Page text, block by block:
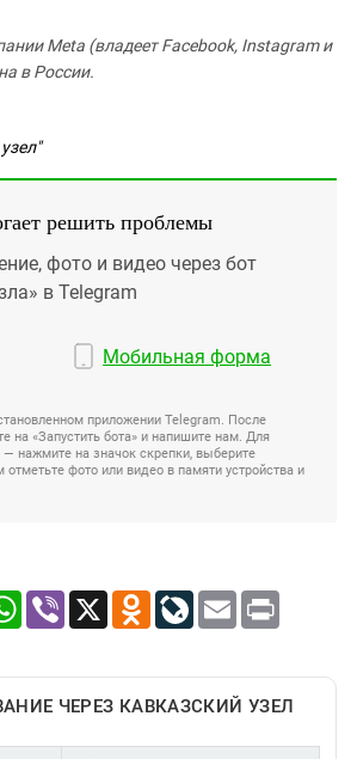
Meta (владеет Facebook, Instagram и
в России.
решить проблемы
фото и видео через бот
в Telegram
Мобильная форма
приложении Telegram. После
на «Запустить бота» и напишите нам. Для
— нажмите на значок скрепки, выберите
фото или видео в памяти устройства и
WhatsApp
Viber X Odnoklassniki
LiveJournal
Email Print
ЧЕРЕЗ КАВКАЗСКИЙ УЗЕЛ